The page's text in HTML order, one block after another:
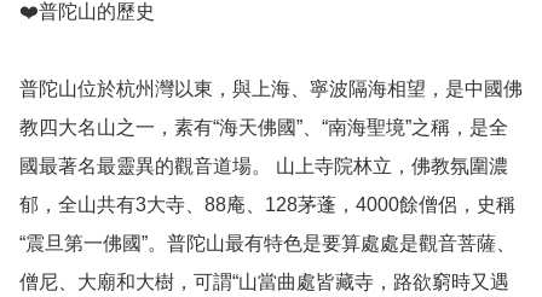
❤️普陀山的歷史
普陀山位於杭州灣以東，與上海、寧波隔海相望，是中國佛
教四大名山之一，素有“海天佛國”、“南海聖境”之稱，是全
國最著名最靈異的觀音道場。 山上寺院林立，佛教氛圍濃
郁，全山共有3大寺、88庵、128茅蓬，4000餘僧侶，史稱
“震旦第一佛國”。普陀山最有特色是要算處處是觀音菩薩、
僧尼、大廟和大樹，可謂“山當曲處皆藏寺，路欲窮時又遇